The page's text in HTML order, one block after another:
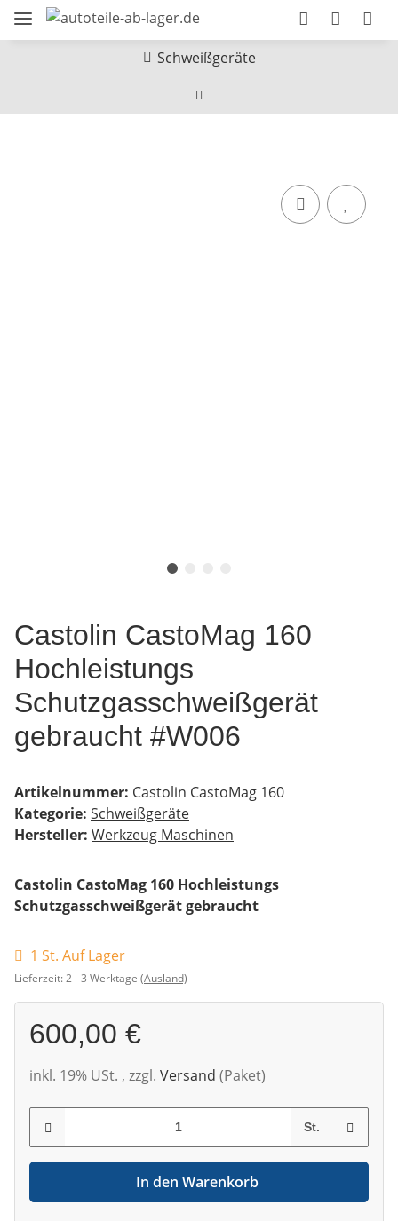
Schweißgeräte
Castolin CastoMag 160
Hochleistungs
Schutzgasschweißgerät
gebraucht #W006
Artikelnummer: Castolin CastoMag 160
Kategorie: Schweißgeräte
Hersteller: Werkzeug Maschinen
Castolin CastoMag 160 Hochleistungs
Schutzgasschweißgerät gebraucht
1 St. Auf Lager
Lieferzeit:2 - 3 Werktage (Ausland)
600,00 €
inkl. 19% USt. , zzgl. Versand (Paket)
St.
In den Warenkorb